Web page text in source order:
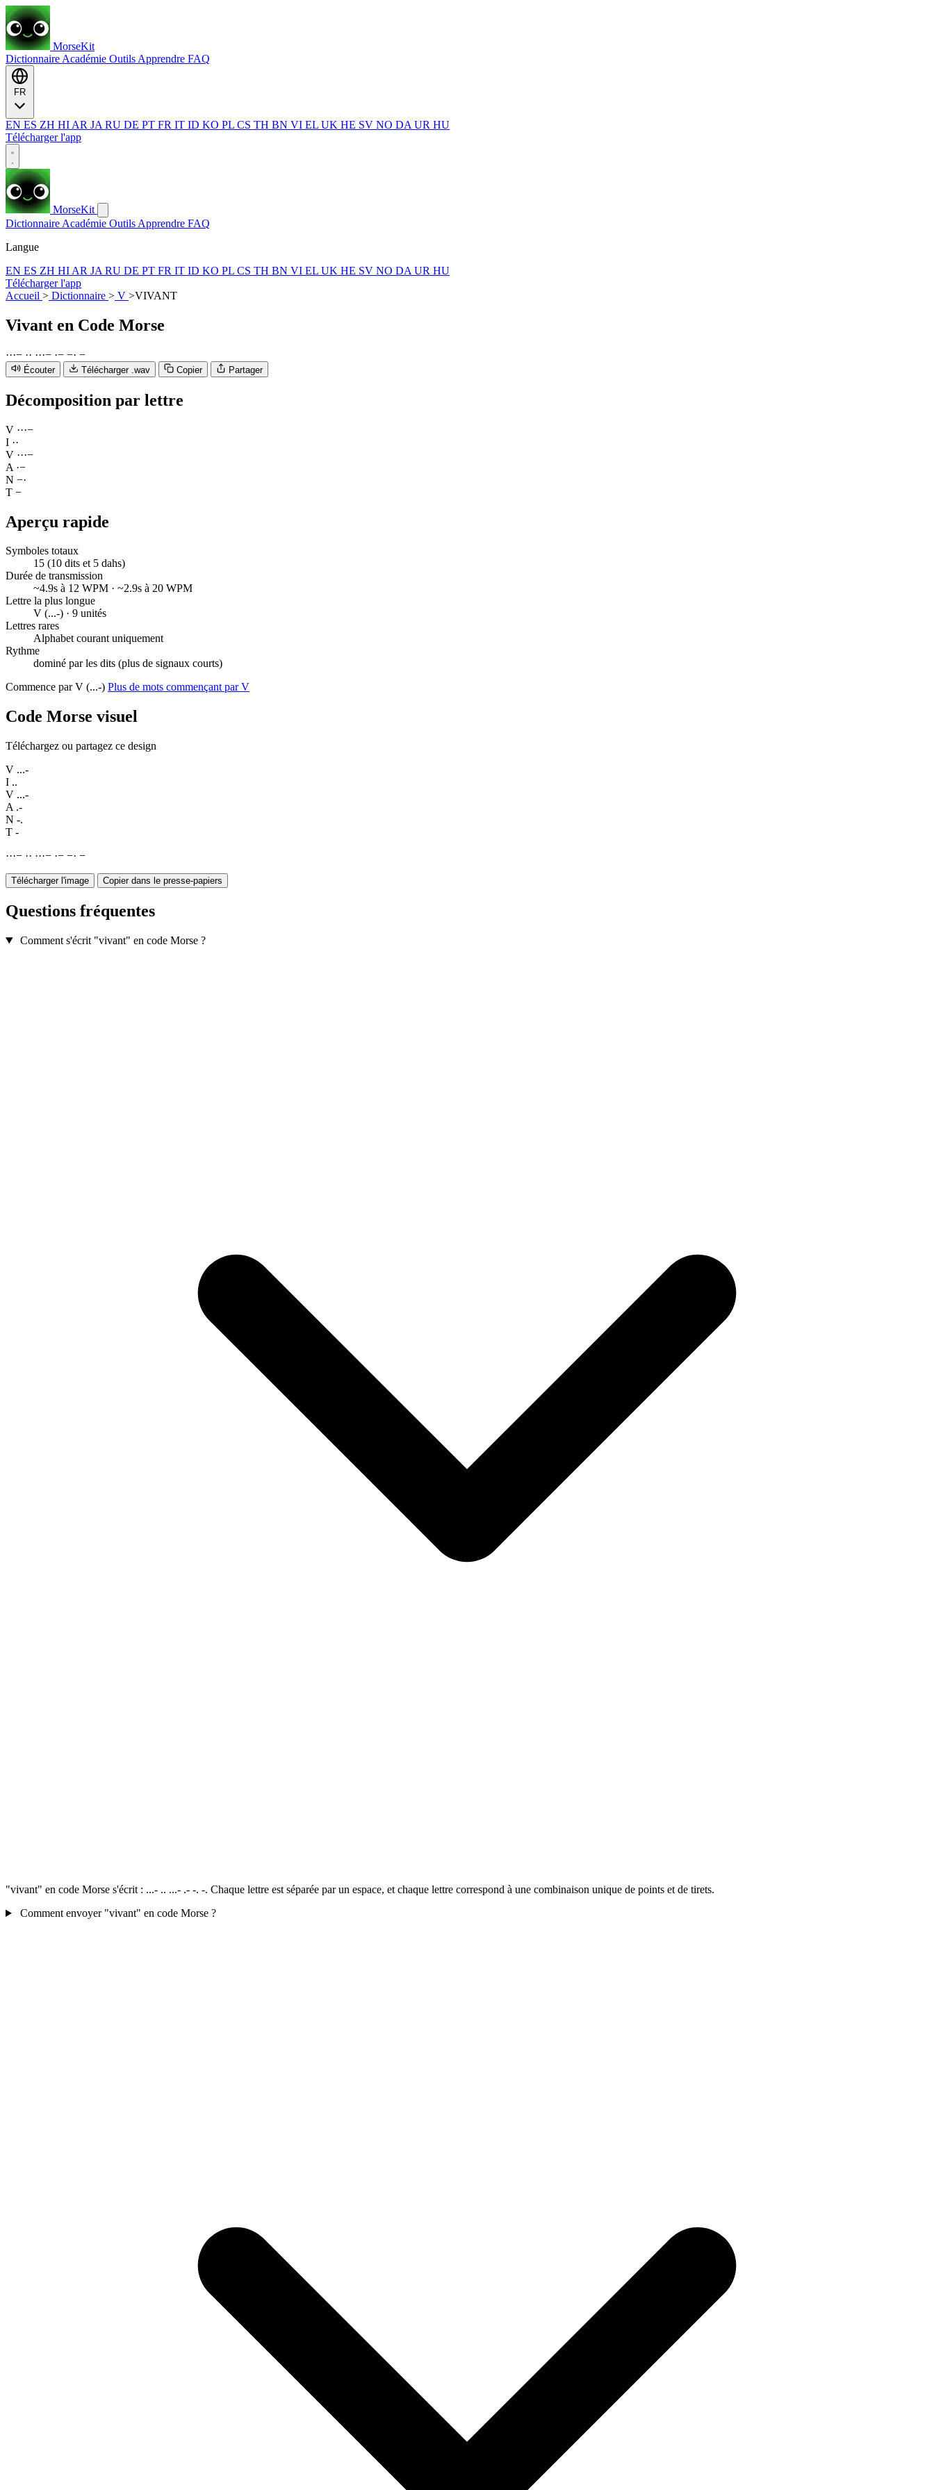
MorseKit
Dictionnaire Académie Outils Apprendre FAQ
EN ES ZH HI AR JA RU DE PT FR IT ID KO PL CS TH BN VI EL UK HE SV NO DA UR HU
Télécharger l'app
MorseKit
Dictionnaire Académie Outils Apprendre FAQ
Langue
EN ES ZH HI AR JA RU DE PT FR IT ID KO PL CS TH BN VI EL UK HE SV NO DA UR HU
Télécharger l'app
Accueil > Dictionnaire > V >VIVANT
Vivant en Code Morse
···− ·· ···− ·− −· −
Écouter Télécharger .wav Copier Partager
Décomposition par lettre
V ···−
I ··
V ···−
A ·−
N −·
T −
Aperçu rapide
Symboles totaux
15 (10 dits et 5 dahs)
Durée de transmission
~4.9s à 12 WPM · ~2.9s à 20 WPM
Lettre la plus longue
V (...-) · 9 unités
Lettres rares
Alphabet courant uniquement
Rythme
dominé par les dits (plus de signaux courts)
Commence par V (...-) Plus de mots commençant par V
Code Morse visuel
Téléchargez ou partagez ce design
V ...-
I ..
V ...-
A .-
N -.
T -
···− ·· ···− ·− −· −
Télécharger l'image Copier dans le presse-papiers
Questions fréquentes
Comment s'écrit "vivant" en code Morse ?
"vivant" en code Morse s'écrit : ...- .. ...- .- -. -. Chaque lettre est séparée par un espace, et chaque lettre correspond à une combinaison unique de points et de tirets.
Comment envoyer "vivant" en code Morse ?